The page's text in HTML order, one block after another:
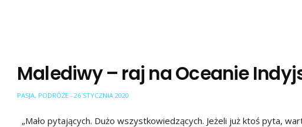
Malediwy – raj na Oceanie
PASJA, PODRÓŻE - 26 STYCZNIA 2020
„Mało pytających. Dużo wszystkowiedzących. Jeżeli już ktoś pyta,